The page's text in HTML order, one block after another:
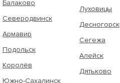
Балаково
Северодвинск
Армавир
Подольск
Королёв
Южно-Сахалинск
Луховицы
Десногорск
Сегежа
Алейск
Дятьково